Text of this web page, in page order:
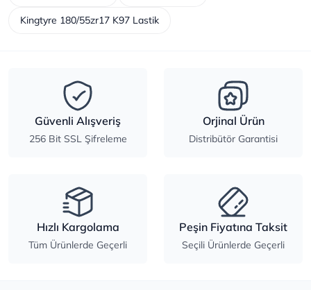
Kingtyre 180/55zr17 K97 Lastik
Güvenli Alışveriş
256 Bit SSL Şifreleme
Orjinal Ürün
Distribütör Garantisi
Hızlı Kargolama
Tüm Ürünlerde Geçerli
Peşin Fiyatına Taksit
Seçili Ürünlerde Geçerli